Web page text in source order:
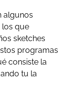
algunos
los que
sketches
programas
consiste la
tu la